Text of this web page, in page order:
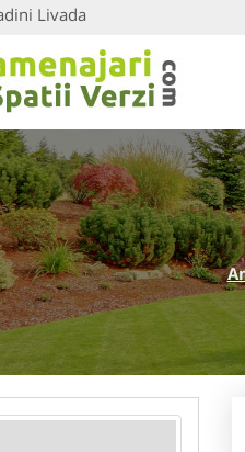
Livada